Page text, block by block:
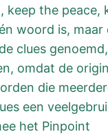
keep the peace,
woord is, maar
clues
omdat de
die
een
het Pinpoint